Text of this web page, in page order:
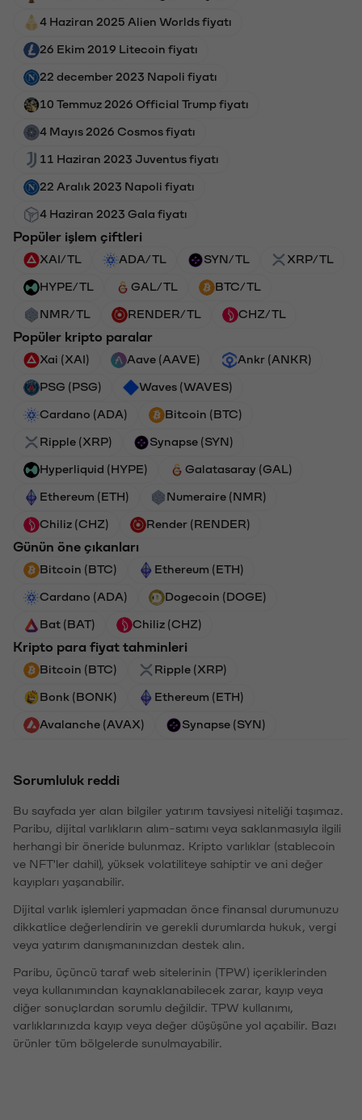
4 Haziran 2025 Alien Worlds fiyatı
26 Ekim 2019 Litecoin fiyatı
22 december 2023 Napoli fiyatı
10 Temmuz 2026 Official Trump fiyatı
4 Mayıs 2026 Cosmos fiyatı
11 Haziran 2023 Juventus fiyatı
22 Aralık 2023 Napoli fiyatı
4 Haziran 2023 Gala fiyatı
Popüler işlem çiftleri
XAI/TL ADA/TL SYN/TL XRP/TL
HYPE/TL GAL/TL BTC/TL
NMR/TL RENDER/TL CHZ/TL
Popüler kripto paralar
Xai (XAI) Aave (AAVE) Ankr (ANKR)
PSG (PSG) Waves (WAVES)
Cardano (ADA) Bitcoin (BTC)
Ripple (XRP) Synapse (SYN)
Hyperliquid (HYPE) Galatasaray (GAL)
Ethereum (ETH) Numeraire (NMR)
Chiliz (CHZ) Render (RENDER)
Günün öne çıkanları
Bitcoin (BTC) Ethereum (ETH)
Cardano (ADA) Dogecoin (DOGE)
Bat (BAT) Chiliz (CHZ)
Kripto para fiyat tahminleri
Bitcoin (BTC) Ripple (XRP)
Bonk (BONK) Ethereum (ETH)
Avalanche (AVAX) Synapse (SYN)
Sorumluluk reddi
Bu sayfada yer alan bilgiler yatırım tavsiyesi niteliği taşımaz.
Paribu, dijital varlıkların alım-satımı veya saklanmasıyla ilgili
herhangi bir öneride bulunmaz. Kripto varlıklar (stablecoin
ve NFT'ler dahil), yüksek volatiliteye sahiptir ve ani değer
kayıpları yaşanabilir.
Dijital varlık işlemleri yapmadan önce finansal durumunuzu
dikkatlice değerlendirin ve gerekli durumlarda hukuk, vergi
veya yatırım danışmanınızdan destek alın.
Paribu, üçüncü taraf web sitelerinin (TPW) içeriklerinden
veya kullanımından kaynaklanabilecek zarar, kayıp veya
diğer sonuçlardan sorumlu değildir. TPW kullanımı,
varlıklarınızda kayıp veya değer düşüşüne yol açabilir. Bazı
ürünler tüm bölgelerde sunulmayabilir.